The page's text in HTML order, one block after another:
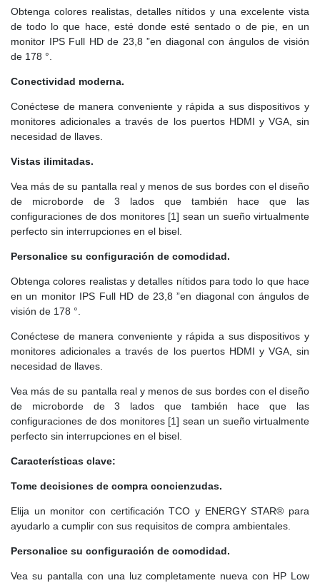
Obtenga colores realistas, detalles nítidos y una excelente vista
de todo lo que hace, esté donde esté sentado o de pie, en un
monitor IPS Full HD de 23,8 ”en diagonal con ángulos de visión
de 178 °.
Conectividad moderna.
Conéctese de manera conveniente y rápida a sus dispositivos y
monitores adicionales a través de los puertos HDMI y VGA, sin
necesidad de llaves.
Vistas ilimitadas.
Vea más de su pantalla real y menos de sus bordes con el diseño
de microborde de 3 lados que también hace que las
configuraciones de dos monitores [1] sean un sueño virtualmente
perfecto sin interrupciones en el bisel.
Personalice su configuración de comodidad.
Obtenga colores realistas y detalles nítidos para todo lo que hace
en un monitor IPS Full HD de 23,8 ”en diagonal con ángulos de
visión de 178 °.
Conéctese de manera conveniente y rápida a sus dispositivos y
monitores adicionales a través de los puertos HDMI y VGA, sin
necesidad de llaves.
Vea más de su pantalla real y menos de sus bordes con el diseño
de microborde de 3 lados que también hace que las
configuraciones de dos monitores [1] sean un sueño virtualmente
perfecto sin interrupciones en el bisel.
Características clave:
Tome decisiones de compra concienzudas.
Elija un monitor con certificación TCO y ENERGY STAR® para
ayudarlo a cumplir con sus requisitos de compra ambientales.
Personalice su configuración de comodidad.
Vea su pantalla con una luz completamente nueva con HP Low